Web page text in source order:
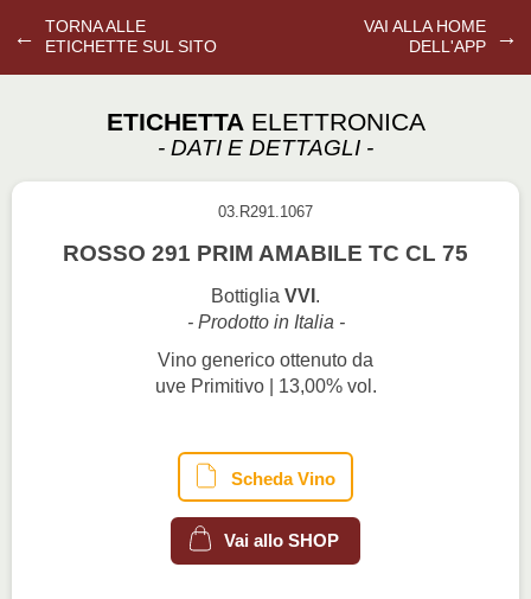
←
TORNA ALLE
ETICHETTE SUL SITO
VAI ALLA HOME
DELL'APP
→
ETICHETTA ELETTRONICA
- DATI E DETTAGLI -
03.R291.1067
ROSSO 291 PRIM AMABILE TC CL 75
Bottiglia VVI .
- Prodotto in Italia -
Vino generico ottenuto da
uve Primitivo | 13,00% vol.
Scheda Vino
Vai allo SHOP